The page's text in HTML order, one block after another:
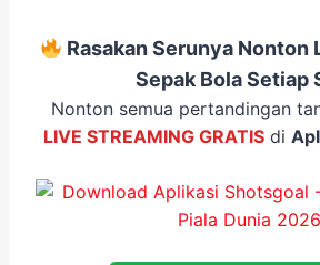
Rasakan Serunya Nonton
Sepak Bola Setiap
Nonton semua pertandingan
LIVE STREAMING GRATIS di